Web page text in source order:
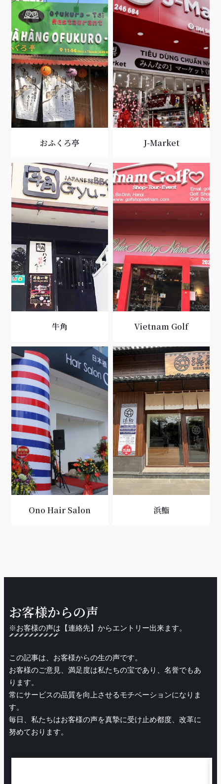
おふくろ亭 J-Market
牛角 Vietnam Golf
Ono Hair Salon 浜鮨
お客様からの声
※お客様の声は【連絡先】からエントリー出来ます。
この記事は、お客様からの生の声です。
お客様のご意見、満足度は私たちの宝であり、名誉でもあ
ります。
常にサービスの品質を向上させるモチベーションになりま
す。
毎日、私たちはお客様の声を真摯に受け止め都度、改革に
努めております。